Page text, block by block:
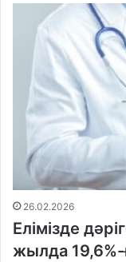
26.02.2026
Елімізде
жылда